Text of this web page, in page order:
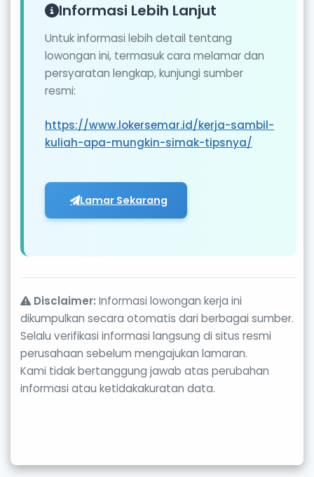
Informasi Lebih Lanjut
Untuk informasi lebih detail tentang
lowongan ini, termasuk cara melamar dan
persyaratan lengkap, kunjungi sumber
resmi:
https://www.lokersemar.id/kerja-sambil-
kuliah-apa-mungkin-simak-tipsnya/
Lamar Sekarang
Disclaimer: Informasi lowongan kerja ini
dikumpulkan secara otomatis dari berbagai sumber.
Selalu verifikasi informasi langsung di situs resmi
perusahaan sebelum mengajukan lamaran.
Kami tidak bertanggung jawab atas perubahan
informasi atau ketidakakuratan data.